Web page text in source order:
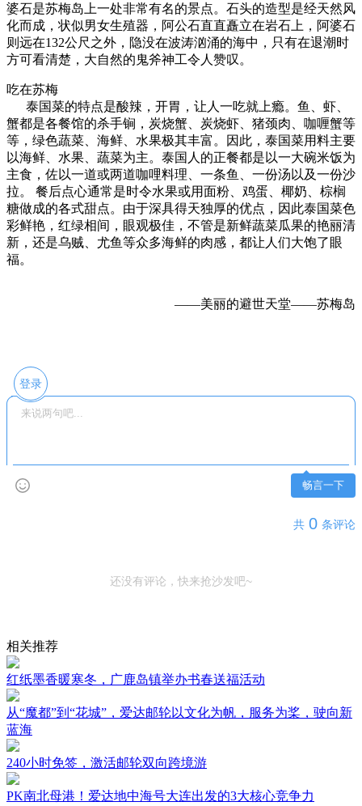
婆石是苏梅岛上一处非常有名的景点。石头的造型是经天然风
化而成，状似男女生殖器，阿公石直直矗立在岩石上，阿婆石
则远在132公尺之外，隐没在波涛汹涌的海中，只有在退潮时
方可看清楚，大自然的鬼斧神工令人赞叹。
吃在苏梅
泰国菜的特点是酸辣，开胃，让人一吃就上瘾。鱼、虾、
蟹都是各餐馆的杀手锏，炭烧蟹、炭烧虾、猪颈肉、咖喱蟹等
等，绿色蔬菜、海鲜、水果极其丰富。因此，泰国菜用料主要
以海鲜、水果、蔬菜为主。泰国人的正餐都是以一大碗米饭为
主食，佐以一道或两道咖哩料理、一条鱼、一份汤以及一份沙
拉。 餐后点心通常是时令水果或用面粉、鸡蛋、椰奶、棕榈
糖做成的各式甜点。由于深具得天独厚的优点，因此泰国菜色
彩鲜艳，红绿相间，眼观极佳，不管是新鲜蔬菜瓜果的艳丽清
新，还是乌贼、尤鱼等众多海鲜的肉感，都让人们大饱了眼
福。
——美丽的避世天堂——苏梅岛
登录
畅言一下
共 0 条评论
还没有评论，快来抢沙发吧~
相关推荐
红纸墨香暖寒冬，广鹿岛镇举办书春送福活动
从“魔都”到“花城”，爱达邮轮以文化为帆，服务为桨，驶向新
蓝海
240小时免签，激活邮轮双向跨境游
PK南北母港！爱达地中海号大连出发的3大核心竞争力